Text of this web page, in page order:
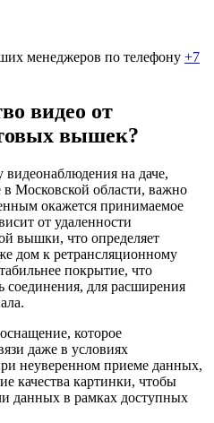
менеджеров по телефону +7
видео от
вышек?
видеонаблюдения на даче,
в Московской области, важно
окажется принимаемое
от удаленности
вышки, что определяет
дом к ретрансляционному
покрытие, что
соединения, для расширения
которое
даже в условиях
неуверенном приеме данных,
качества картинки, чтобы
данных в рамках доступных